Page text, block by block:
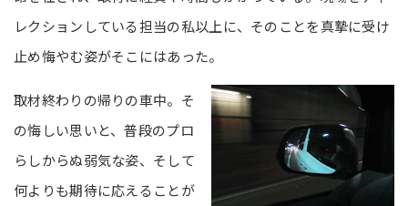
レクションしている担当の私以上に、そのことを真摯に受け
止め悔やむ姿がそこにはあった。
取材終わりの帰りの車中。そ
の悔しい思いと、普段のプロ
らしからぬ弱気な姿、そして
何よりも期待に応えることが